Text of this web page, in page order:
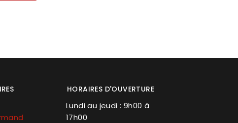
HORAIRES D'OUVERTURE
Lundi au jeudi : 9h00 à
17h00